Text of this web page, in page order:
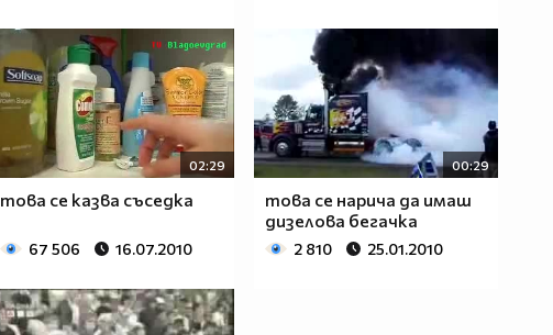
02:29
това се казва съседка
67 506 16.07.2010
00:29
това се нарича да имаш
дизелова бегачка
2 810 25.01.2010